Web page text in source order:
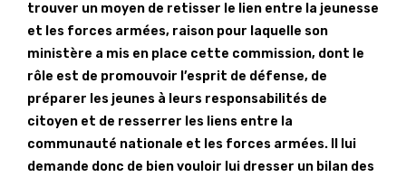
trouver un moyen de retisser le lien entre la jeunesse
et les forces armées, raison pour laquelle son
ministère a mis en place cette commission, dont le
rôle est de promouvoir l’esprit de défense, de
préparer les jeunes à leurs responsabilités de
citoyen et de resserrer les liens entre la
communauté nationale et les forces armées. Il lui
demande donc de bien vouloir lui dresser un bilan des